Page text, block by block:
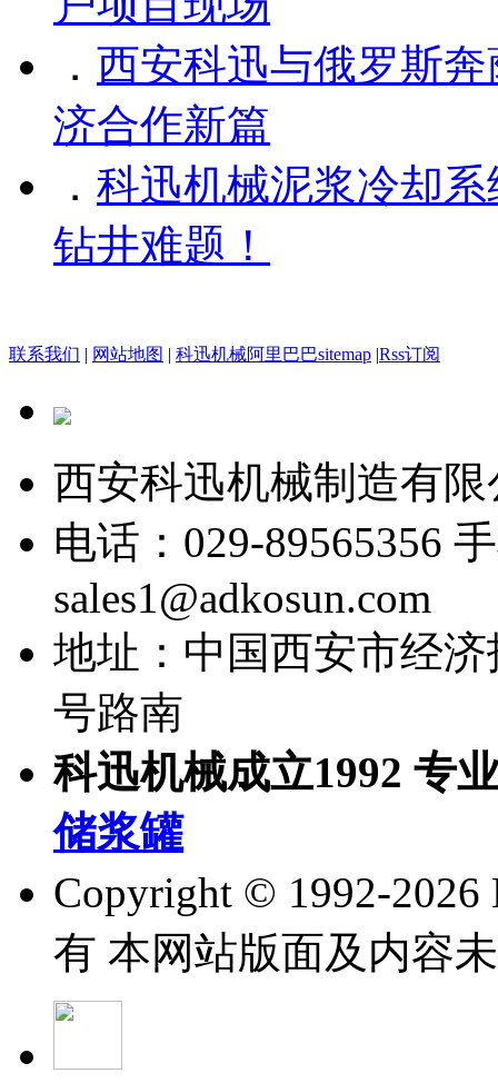
． 西安科迅与俄罗斯
济合作新篇
． 科迅机械泥浆冷却
钻井难题！
联系我们 | 网站地图 | 科迅机械阿里巴巴sitemap |Rss订阅
西安科迅机械制造有
电话：029-89565356
sales1@adkosun.com
地址：中国西安市经
号路南
科迅机械成立1992 专
储浆罐
Copyright © 1992-2026
有 本网站版面及内容